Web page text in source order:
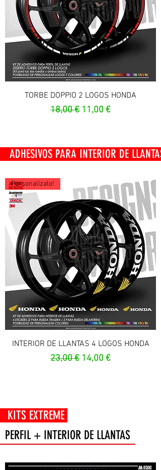
TORBE DOPPIO 2 LOGOS HONDA
Prezzo regolare
18,00 € Prezzo scontato
11,00 €
PARA INTERIOR DE LLANTAS
Personalízalo!
INTERIOR DE LLANTAS 4 LOGOS HONDA
Prezzo regolare
23,00 € Prezzo scontato
14,00 €
PERFIL + INTERIOR DE LLANTAS